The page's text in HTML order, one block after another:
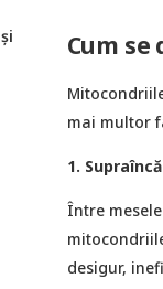
Cum
mai multor
1.
Între
desigur,